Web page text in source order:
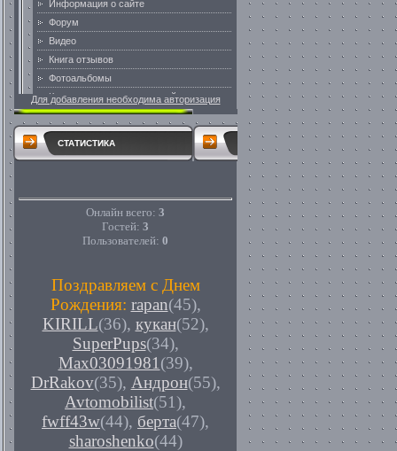
Для добавления необходима авторизация
СТАТИСТИКА
Онлайн всего: 3
Гостей: 3
Пользователей: 0
Поздравляем с Днем
Рождения: rapan(45),
KIRILL(36), кукан(52),
SuperPups(34),
Max03091981 (39),
DrRakov(35), Андрон(55),
Avtomobilist(51),
fwff43w(44), берта(47),
sharoshenko(44)